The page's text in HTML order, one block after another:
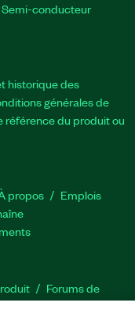
Semi-conducteur
historique des
générales de
référence du produit ou
propos
Emplois
Forums de